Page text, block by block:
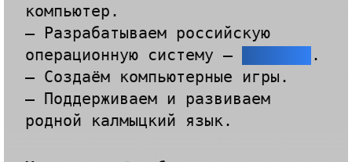
компьютер.
— Разрабатываем российскую
операционную систему —
.
— Создаём компьютерные игры.
— Поддерживаем и развиваем
родной калмыцкий язык.